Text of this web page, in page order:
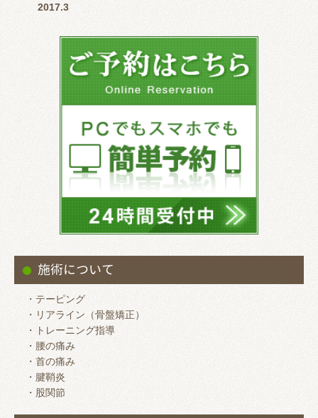
2017.3
施術について
・テーピング
・リアライン（骨盤矯正）
・トレーニング指導
・腰の痛み
・首の痛み
・腱鞘炎
・股関節